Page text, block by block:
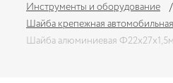
Инструменты и оборудование
Шайба крепежная автомобильная
Шайба алюминиевая